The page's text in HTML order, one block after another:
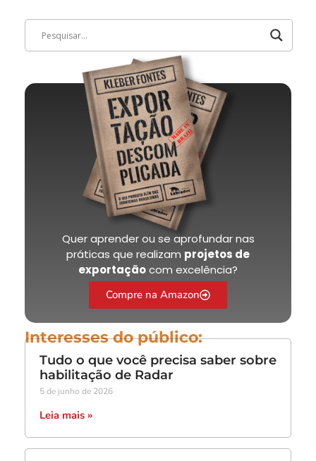
Quer aprender ou se aprofundar nas
práticas que realizam projetos de
exportaçãocom excelência?
Compre na Amazon
Interesses do público:
Tudo o que você precisa saber sobre
habilitação de Radar
5 de junho de 2026
Leia mais »